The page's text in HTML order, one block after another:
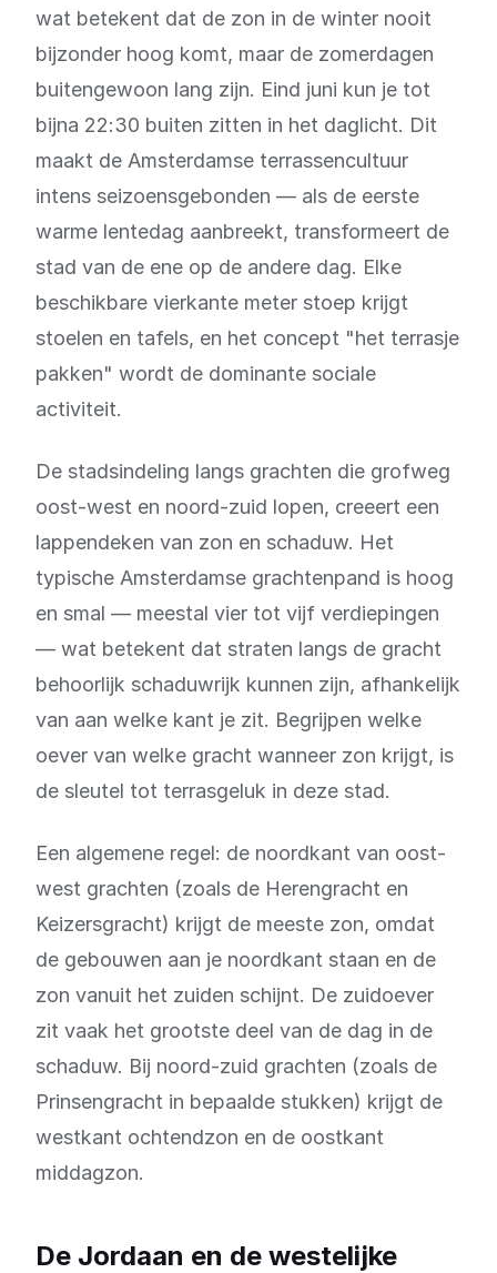
wat betekent dat de zon in de winter nooit
bijzonder hoog komt, maar de zomerdagen
buitengewoon lang zijn. Eind juni kun je tot
bijna 22:30 buiten zitten in het daglicht. Dit
maakt de Amsterdamse terrassencultuur
intens seizoensgebonden — als de eerste
warme lentedag aanbreekt, transformeert de
stad van de ene op de andere dag. Elke
beschikbare vierkante meter stoep krijgt
stoelen en tafels, en het concept "het terrasje
pakken" wordt de dominante sociale
activiteit.
De stadsindeling langs grachten die grofweg
oost-west en noord-zuid lopen, creeert een
lappendeken van zon en schaduw. Het
typische Amsterdamse grachtenpand is hoog
en smal — meestal vier tot vijf verdiepingen
— wat betekent dat straten langs de gracht
behoorlijk schaduwrijk kunnen zijn, afhankelijk
van aan welke kant je zit. Begrijpen welke
oever van welke gracht wanneer zon krijgt, is
de sleutel tot terrasgeluk in deze stad.
Een algemene regel: de noordkant van oost-
west grachten (zoals de Herengracht en
Keizersgracht) krijgt de meeste zon, omdat
de gebouwen aan je noordkant staan en de
zon vanuit het zuiden schijnt. De zuidoever
zit vaak het grootste deel van de dag in de
schaduw. Bij noord-zuid grachten (zoals de
Prinsengracht in bepaalde stukken) krijgt de
westkant ochtendzon en de oostkant
middagzon.
De Jordaan en de westelijke